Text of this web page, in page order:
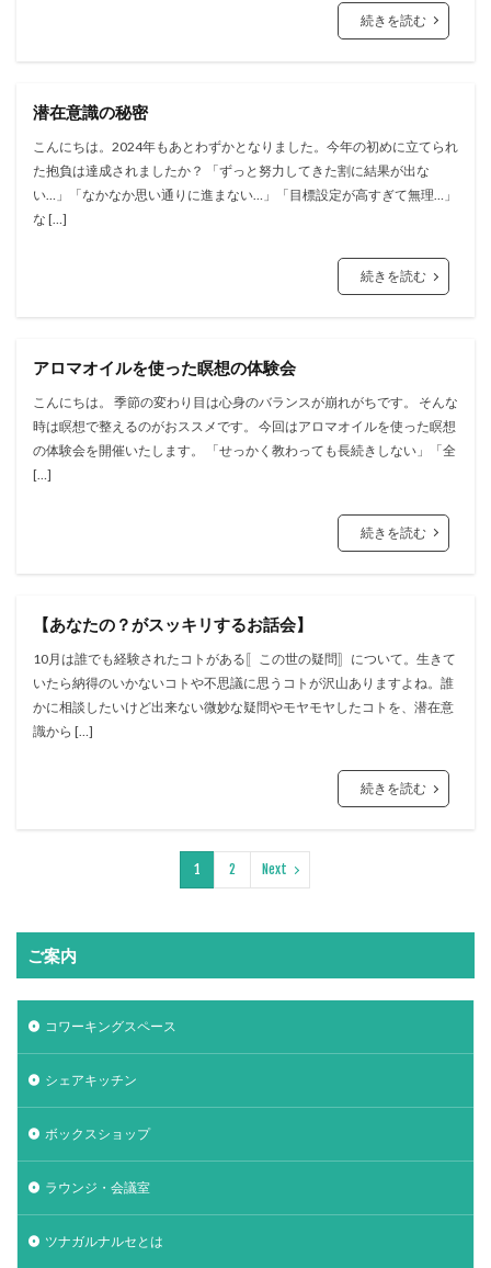
続きを読む
潜在意識の秘密
こんにちは。2024年もあとわずかとなりました。今年の初めに立てられ
た抱負は達成されましたか？ 「ずっと努力してきた割に結果が出な
い…」「なかなか思い通りに進まない…」「目標設定が高すぎて無理…」
な […]
続きを読む
アロマオイルを使った瞑想の体験会
こんにちは。 季節の変わり目は心身のバランスが崩れがちです。 そんな
時は瞑想で整えるのがおススメです。 今回はアロマオイルを使った瞑想
の体験会を開催いたします。 「せっかく教わっても長続きしない」「全
[…]
続きを読む
【あなたの？がスッキリするお話会】
10月は誰でも経験されたコトがある〚この世の疑問〛について。生きて
いたら納得のいかないコトや不思議に思うコトが沢山ありますよね。誰
かに相談したいけど出来ない微妙な疑問やモヤモヤしたコトを、潜在意
識から […]
続きを読む
1 2 Next
ご案内
コワーキングスペース
シェアキッチン
ボックスショップ
ラウンジ・会議室
ツナガルナルセとは